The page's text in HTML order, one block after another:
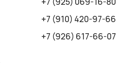
+7 (910) 420-97-66
+7 (926) 617-66-07